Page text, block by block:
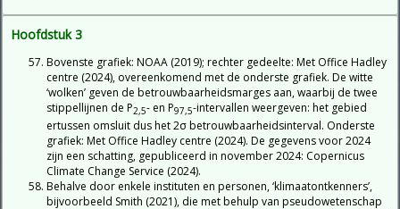
Hoofdstuk 3
Bovenste grafiek: NOAA (2019); rechter gedeelte: Met Office Hadley
centre (2024), overeenkomend met de onderste grafiek. De witte
‘wolken’ geven de betrouwbaarheidsmarges aan, waarbij de twee
stippellijnen de P2,5- en P97,5-intervallen weergeven: het gebied
ertussen omsluit dus het 2σ betrouwbaarheidsinterval. Onderste
grafiek: Met Office Hadley centre (2024). De gegevens voor 2024
zijn een schatting, gepubliceerd in november 2024: Copernicus
Climate Change Service (2024).
Behalve door enkele instituten en personen, ‘klimaatontkenners’,
bijvoorbeeld Smith (2021), die met behulp van pseudowetenschap